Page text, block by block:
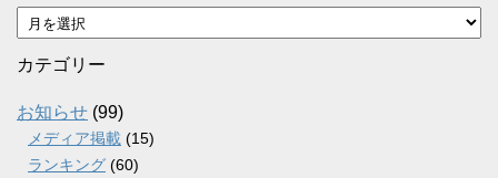
ア
ー
カ
ブ
カテゴリー
お知らせ (99)
メディア掲載 (15)
ランキング (60)